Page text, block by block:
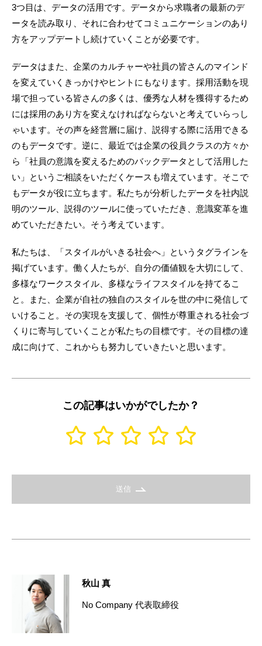
3つ目は、データの活用です。データから求職者の最新のデ
ータを読み取り、それに合わせてコミュニケーションのあり
方をアップデートし続けていくことが必要です。
データはまた、企業のカルチャーや社員の皆さんのマインド
を変えていくきっかけやヒントにもなります。採用活動を現
場で担っている皆さんの多くは、優秀な人材を獲得するため
には採用のあり方を変えなければならないと考えていらっし
ゃいます。その声を経営層に届け、説得する際に活用できる
のもデータです。逆に、最近では企業の役員クラスの方々か
ら「社員の意識を変えるためのバックデータとして活用した
い」というご相談をいただくケースも増えています。そこで
もデータが役に立ちます。私たちが分析したデータを社内説
明のツール、説得のツールに使っていただき、意識変革を進
めていただきたい。そう考えています。
私たちは、「スタイルがいきる社会へ」というタグラインを
掲げています。働く人たちが、自分の価値観を大切にして、
多様なワークスタイル、多様なライフスタイルを持てるこ
と。また、企業が自社の独自のスタイルを世の中に発信して
いけること。その実現を支援して、個性が尊重される社会づ
くりに寄与していくことが私たちの目標です。その目標の達
成に向けて、これからも努力していきたいと思います。
この記事はいかがでしたか？
送信
秋山 真
No Company 代表取締役